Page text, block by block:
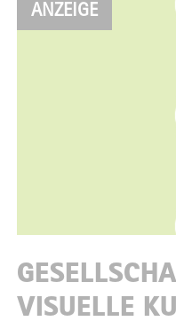
ANZEIGE
VISUELLE